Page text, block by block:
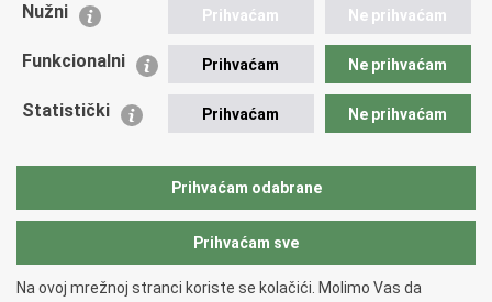
EMN Nacionalna kontaktna točka za Republiku Hrvatsku
Policijska akademija
Zaklada policijske solidarnosti
Sindikati
Nužni Prihvaćam Ne prihvaćam
Funkcionalni Prihvaćam Ne prihvaćam
Statistički Prihvaćam Ne prihvaćam
Prihvaćam odabrane
Prihvaćam sve
Na ovoj mrežnoj stranci koriste se kolačići. Molimo Vas da